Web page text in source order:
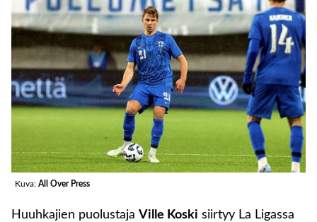
Kuva: All Over Press
Huuhkajien puolustaja Ville Koski siirtyy La Ligassa